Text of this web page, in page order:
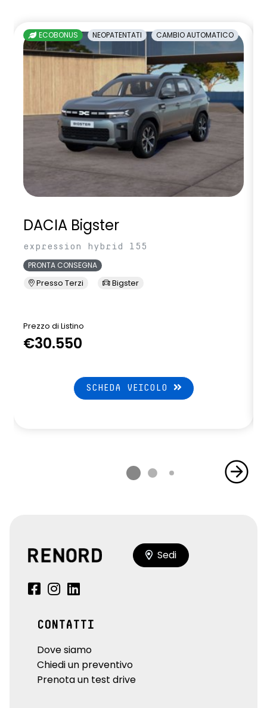
ECOBONUS NEOPATENTATI CAMBIO AUTOMATICO
DACIA Bigster
expression hybrid 155
PRONTA CONSEGNA
Presso Terzi Bigster
Prezzo di Listino
€30.550
SCHEDA VEICOLO
Sedi
CONTATTI
Dove siamo
Chiedi un preventivo
Prenota un test drive